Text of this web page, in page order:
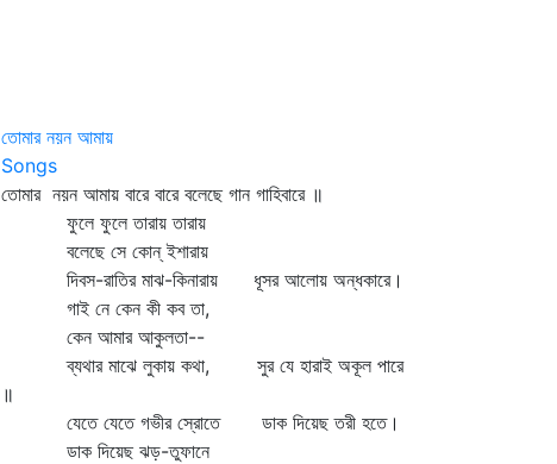
তোমার নয়ন আমায়
Songs
তোমার নয়ন আমায় বারে বারে বলেছে গান গাহিবারে ॥
ফুলে ফুলে তারায় তারায়
বলেছে সে কোন্‌ ইশারায়
দিবস-রাতির মাঝ-কিনারায় ধূসর আলোয় অন্ধকারে।
গাই নে কেন কী কব তা,
কেন আমার আকুলতা--
ব্যথার মাঝে লুকায় কথা, সুর যে হারাই অকূল পারে
॥
যেতে যেতে গভীর স্রোতে ডাক দিয়েছ তরী হতে।
ডাক দিয়েছ ঝড়-তুফানে